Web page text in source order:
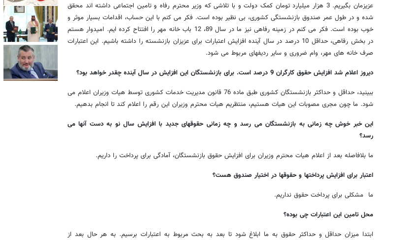
عزیزمان بگیریم. 3 هزار میلیارد تومان کمک دولت و با تلاشی که وزیر محترم رفاه و تامین اجتماعی داشته اند محقق
شده و در طول عمر صندوق بازنشستگی کشوری، بی نظیر بوده است. فکر می کنم با این حساب، اقدامات بسیار موثر و
خوب بوده است. فکر می کنم در زمینه رفاهی نیز ما در سال 89، 12 باب خانه مهر را افتتاح کرده ایم. امیدوار هستم
در بخش رفاهی، حداقل 10 درصد در سال آینده افزایش اعتبارات برای عزیزان بازنشسته را داشته باشیم. این اعتبارات
صرف خانه های مهر، وام ضروری و سایر ردیفهای مربوط می شود.
دیروز اعلام شد افزایش حقوق کارگران 9 درصد است. برای بازنشستگان این افزایش در سال آینده چقدر خواهد بود؟
ببینید، حداقل و حداکثر بازنشستگان کشوری طبق ماده 76 قانون مدیریت خدمات کشوری توسط هیات وزیران اعلام می
شود. ما چون مجری مصوبات این هیات هستیم، منتظریم هیات محترم وزیران این رقم را اعلام کند تا انجام بدهیم.
این خبر خوش چه زمانی به بازنشستگان می رسد و چه زمانی حقوقهای جدید با افزایش سال نو به دست آنها می
رسد؟
ما بلافاصله بعد از اعلام هیات محترم وزیران برای افزایش حقوق بازنشستگان، آمادگی برای پرداخت را داریم.
اعتبار برای افزایش پرداختها و حقوقها در اختیار صندوق هست؟
ما مشکلی برای پرداخت حقوق نداریم.
محل تامین این اعتبارات چی بوده؟
ابتدا میزان حداقل و حداکثر حقوق به ما ابلاغ شود تا بعد به بحث مربوط به اعتبارات برسیم. به هر حال بعد از